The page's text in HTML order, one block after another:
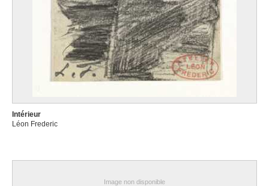
Intérieur
Léon Frederic
Image non disponible